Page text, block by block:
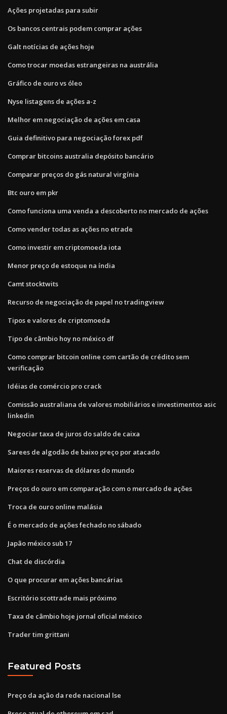
Ações projetadas para subir
Os bancos centrais podem comprar ações
Galt notícias de ações hoje
Como trocar moedas estrangeiras na austrália
Gráfico de ouro vs óleo
Nyse listagens de ações a-z
Melhor em negociação de ações em casa
Guia definitivo para negociação forex pdf
Comprar bitcoins australia depósito bancário
Comparar preços do gás natural virgínia
Btc ouro em pkr
Como funciona uma venda a descoberto no mercado de ações
Como vender todas as ações no etrade
Como investir em criptomoeda iota
Menor preço de estoque na índia
Camt stocktwits
Recurso de negociação de papel no tradingview
Tipos e valores de criptomoeda
Tipo de câmbio hoy no méxico df
Como comprar bitcoin online com cartão de crédito sem
verificação
Idéias de comércio pro crack
Comissão australiana de valores mobiliários e investimentos asic
linkedin
Negociar taxa de juros do saldo de caixa
Sarees de algodão de baixo preço por atacado
Maiores reservas de dólares do mundo
Preços do ouro em comparação com o mercado de ações
Troca de ouro online malásia
É o mercado de ações fechado no sábado
Japão méxico sub 17
Chat de discórdia
O que procurar em ações bancárias
Escritório scottrade mais próximo
Taxa de câmbio hoje jornal oficial méxico
Trader tim grittani
Featured Posts
Preço da ação da rede nacional lse